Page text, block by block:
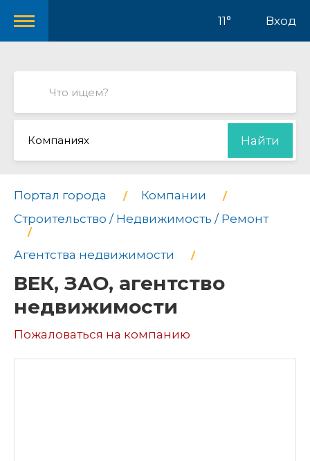
11° Вход
Компаниях Найти
Портал города
Компании
Строительство / Недвижимость / Ремонт
Агентства недвижимости
ВЕК, ЗАО, агентство
недвижимости
Пожаловаться на компанию